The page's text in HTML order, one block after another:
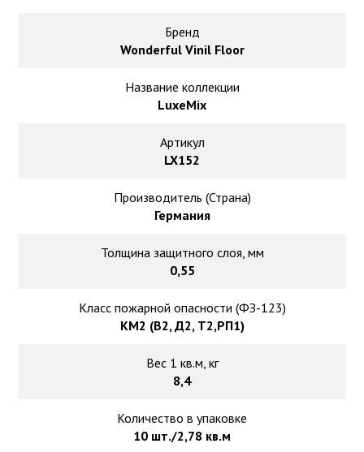
Ковролин оптом
Ковролин под теплый пол
Бренд
Wonderful Vinil Floor
Название коллекции
LuxeMix
Артикул
LX152
Производитель (Страна)
Германия
Толщина защитного слоя, мм
0,55
Класс пожарной опасности (ФЗ-123)
КМ2 (В2, Д2, Т2,РП1)
Вес 1 кв.м, кг
8,4
Количество в упаковке
10 шт./2,78 кв.м